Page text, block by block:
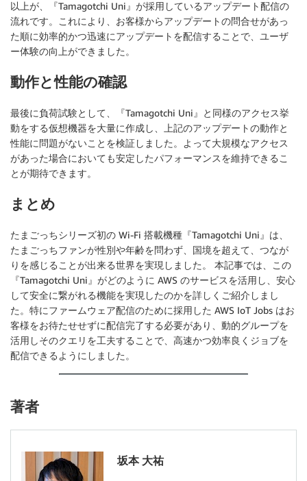
以上が、『Tamagotchi Uni』が採用しているアップデート配信の
流れです。これにより、お客様からアップデートの問合せがあっ
た順に効率的かつ迅速にアップデートを配信することで、ユーザ
ー体験の向上ができました。
動作と性能の確認
最後に負荷試験として、『Tamagotchi Uni』と同様のアクセス挙
動をする仮想機器を大量に作成し、上記のアップデートの動作と
性能に問題がないことを検証しました。よって大規模なアクセス
があった場合においても安定したパフォーマンスを維持できるこ
とが期待できます。
まとめ
たまごっちシリーズ初の Wi-Fi 搭載機種『Tamagotchi Uni』は、
たまごっちファンが性別や年齢を問わず、国境を超えて、つなが
りを感じることが出来る世界を実現しました。 本記事では、この
『Tamagotchi Uni』がどのように AWS のサービスを活用し、安心
して安全に繋がれる機能を実現したのかを詳しくご紹介しまし
た。特にファームウェア配信のために採用した AWS IoT Jobs はお
客様をお待たせせずに配信完了する必要があり、動的グループを
活用しそのクエリを工夫することで、高速かつ効率良くジョブを
配信できるようにしました。
著者
坂本 大祐